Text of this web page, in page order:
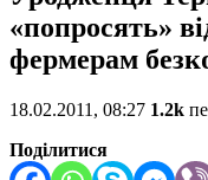
«попросять»
фермерам
18.02.2011, 08:27 1.2k
Поділитися